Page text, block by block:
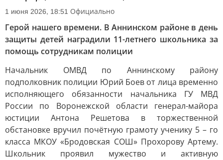
1 июня 2026, 18:51 Официально
Герой нашего времени. В Аннинском районе в день
защиты детей наградили 11-летнего школьника за
помощь сотрудникам полиции
Начальник ОМВД по Аннинскому району
подполковник полиции Юрий Боев от лица временно
исполняющего обязанности начальника ГУ МВД
России по Воронежской области генерал-майора
юстиции Антона Решетова в торжественной
обстановке вручил почётную грамоту ученику 5 – го
класса МКОУ «Бродовская СОШ» Прохорову Артему.
Школьник проявил мужество и активную